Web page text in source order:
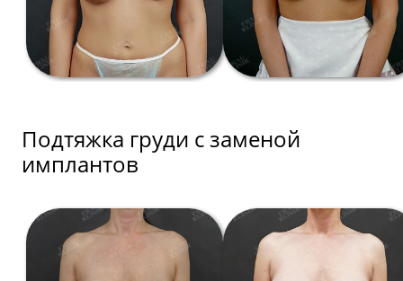
Подтяжка груди с заменой
имплантов